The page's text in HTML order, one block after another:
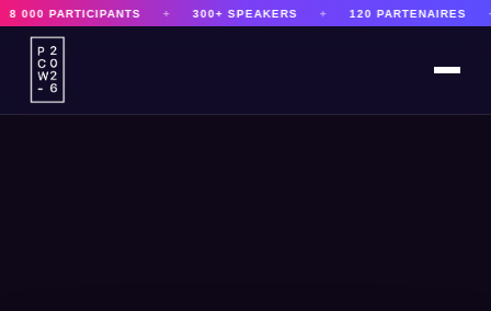
8 000 PARTICIPANTS 300+ SPEAKERS 120 PARTENAIRES